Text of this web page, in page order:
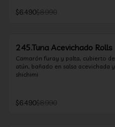
$6.490$8.990
245.Tuna Acevichado Rolls
Camarón furay y palta, cubierto de
atún, bañado en salsa acevichada y
shichimi
$6.490$8.990